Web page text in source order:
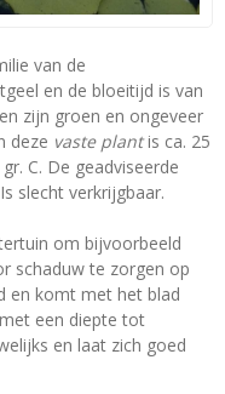
van de
en de bloeitijd is van
zijn groen en ongeveer
deze vaste plantis ca. 25
C. De geadviseerde
slecht verkrijgbaar.
om bijvoorbeeld
schaduw te zorgen op
en komt met het blad
een diepte tot
en laat zich goed